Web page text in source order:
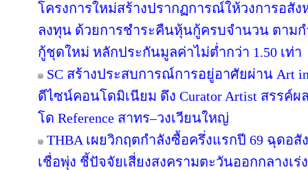
โครงการใหม่สร้างปรากฏการณ์ให้วงการอสั
ลงทุน ด้วยการชำระคืนหุ้นกู้ครบจำนวน ตาม
กู้ชุดใหม่ หลักประกันมูลค่าไม่ต่ำกว่า 1.50 เท่า
SC สร้างประสบการณ์การอยู่อาศัยผ่าน Art
ดีไซน์คอนโดมิเนียม ดึง Curator Artist สรรค์
โด Reference สาทร–วงเวียนใหญ่
THBA เผยวิกฤตกำลังซื้อครึ่งแรกปี 69 ฉุดอ
เชื่อพุ่ง ชี้ปัจจัยเสี่ยงสงครามตะวันออกกลางเ